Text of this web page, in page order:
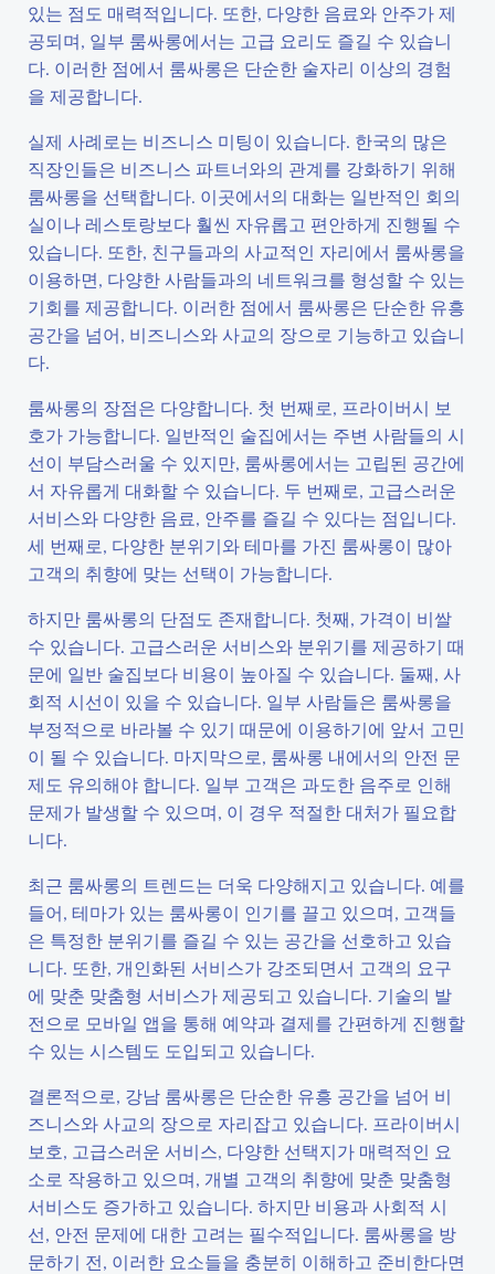
있는 점도 매력적입니다. 또한, 다양한 음료와 안주가 제
공되며, 일부 룸싸롱에서는 고급 요리도 즐길 수 있습니
다. 이러한 점에서 룸싸롱은 단순한 술자리 이상의 경험
을 제공합니다.
실제 사례로는 비즈니스 미팅이 있습니다. 한국의 많은
직장인들은 비즈니스 파트너와의 관계를 강화하기 위해
룸싸롱을 선택합니다. 이곳에서의 대화는 일반적인 회의
실이나 레스토랑보다 훨씬 자유롭고 편안하게 진행될 수
있습니다. 또한, 친구들과의 사교적인 자리에서 룸싸롱을
이용하면, 다양한 사람들과의 네트워크를 형성할 수 있는
기회를 제공합니다. 이러한 점에서 룸싸롱은 단순한 유흥
공간을 넘어, 비즈니스와 사교의 장으로 기능하고 있습니
다.
룸싸롱의 장점은 다양합니다. 첫 번째로, 프라이버시 보
호가 가능합니다. 일반적인 술집에서는 주변 사람들의 시
선이 부담스러울 수 있지만, 룸싸롱에서는 고립된 공간에
서 자유롭게 대화할 수 있습니다. 두 번째로, 고급스러운
서비스와 다양한 음료, 안주를 즐길 수 있다는 점입니다.
세 번째로, 다양한 분위기와 테마를 가진 룸싸롱이 많아
고객의 취향에 맞는 선택이 가능합니다.
하지만 룸싸롱의 단점도 존재합니다. 첫째, 가격이 비쌀
수 있습니다. 고급스러운 서비스와 분위기를 제공하기 때
문에 일반 술집보다 비용이 높아질 수 있습니다. 둘째, 사
회적 시선이 있을 수 있습니다. 일부 사람들은 룸싸롱을
부정적으로 바라볼 수 있기 때문에 이용하기에 앞서 고민
이 될 수 있습니다. 마지막으로, 룸싸롱 내에서의 안전 문
제도 유의해야 합니다. 일부 고객은 과도한 음주로 인해
문제가 발생할 수 있으며, 이 경우 적절한 대처가 필요합
니다.
최근 룸싸롱의 트렌드는 더욱 다양해지고 있습니다. 예를
들어, 테마가 있는 룸싸롱이 인기를 끌고 있으며, 고객들
은 특정한 분위기를 즐길 수 있는 공간을 선호하고 있습
니다. 또한, 개인화된 서비스가 강조되면서 고객의 요구
에 맞춘 맞춤형 서비스가 제공되고 있습니다. 기술의 발
전으로 모바일 앱을 통해 예약과 결제를 간편하게 진행할
수 있는 시스템도 도입되고 있습니다.
결론적으로, 강남 룸싸롱은 단순한 유흥 공간을 넘어 비
즈니스와 사교의 장으로 자리잡고 있습니다. 프라이버시
보호, 고급스러운 서비스, 다양한 선택지가 매력적인 요
소로 작용하고 있으며, 개별 고객의 취향에 맞춘 맞춤형
서비스도 증가하고 있습니다. 하지만 비용과 사회적 시
선, 안전 문제에 대한 고려는 필수적입니다. 룸싸롱을 방
문하기 전, 이러한 요소들을 충분히 이해하고 준비한다면